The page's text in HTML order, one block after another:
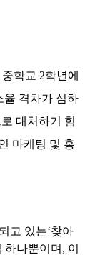
학교 2학년에
율 격차가 심하
대처하기 힘
마케팅 및 홍
고 있는‘찾아
하나뿐이며 , 이